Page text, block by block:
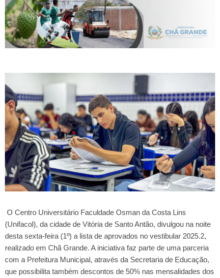
O Centro Universitário Faculdade Osman da Costa Lins
(Unifacol), da cidade de Vitória de Santo Antão, divulgou na noite
desta sexta-feira (1º) a lista de aprovados no vestibular 2025.2,
realizado em Chã Grande. A iniciativa faz parte de uma parceria
com a Prefeitura Municipal, através da Secretaria de Educação,
que possibilita também descontos de 50% nas mensalidades dos